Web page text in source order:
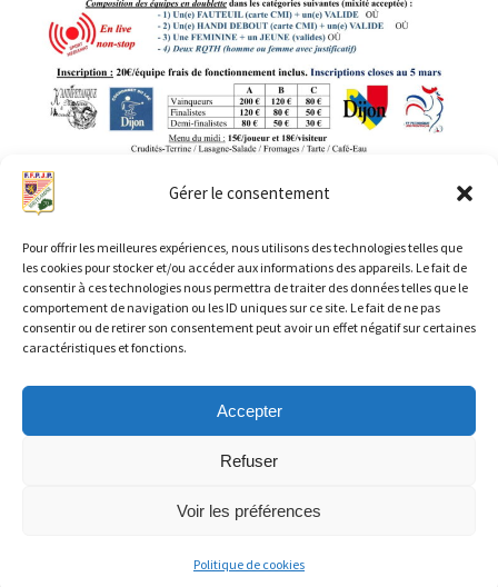
Gérer le consentement
Pour offrir les meilleures expériences, nous utilisons des technologies telles que
les cookies pour stocker et/ou accéder aux informations des appareils. Le fait de
consentir à ces technologies nous permettra de traiter des données telles que le
comportement de navigation ou les ID uniques sur ce site. Le fait de ne pas
consentir ou de retirer son consentement peut avoir un effet négatif sur certaines
caractéristiques et fonctions.
Accepter
Refuser
Voir les préférences
Politique de cookies
Copyright © 2026 FFPJP CD 70 | Propulsé par